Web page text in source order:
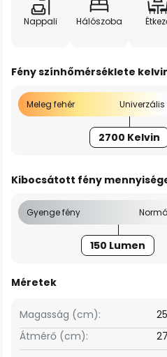
Nappali Hálószoba
Fény színhőmérséklete
Meleg fehér Univerzális
2700 Kelvin
Kibocsátott fény
Gyenge fény
150 Lumen
Méretek
Magasság (cm):
25
Átmérő (cm):
27